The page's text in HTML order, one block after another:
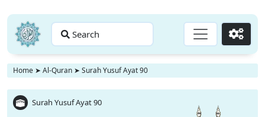
Search Go
Home ➤ Al-Quran ➤ Surah Yusuf Ayat 90
Surah Yusuf Ayat 90